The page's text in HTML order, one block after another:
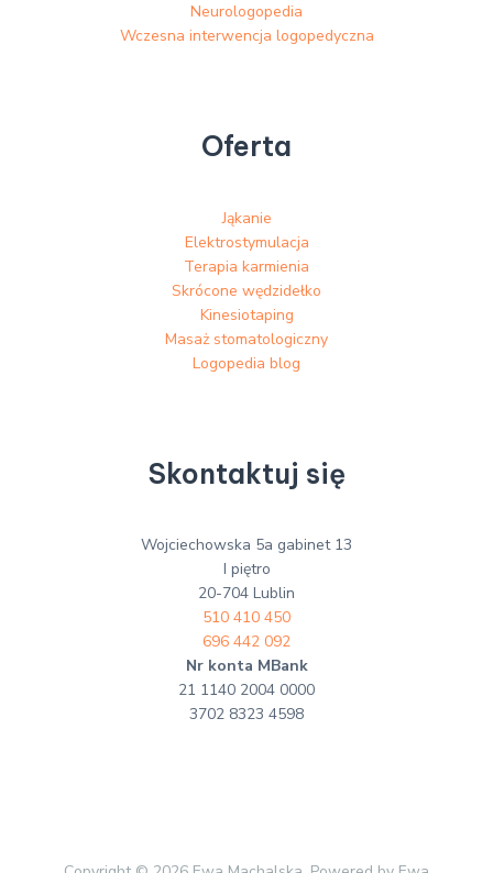
Neurologopedia
Wczesna interwencja logopedyczna
Oferta
Jąkanie
Elektrostymulacja
Terapia karmienia
Skrócone wędzidełko
Kinesiotaping
Masaż stomatologiczny
Logopedia blog
Skontaktuj się
Wojciechowska 5a gabinet 13
I piętro
20-704 Lublin
510 410 450
696 442 092
Nr konta MBank
21 1140 2004 0000
3702 8323 4598